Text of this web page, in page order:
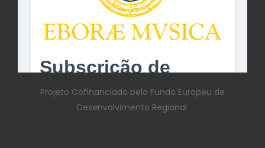
Projeto Cofinanciado pelo Fundo Europeu de
Desenvolvimento Regional.